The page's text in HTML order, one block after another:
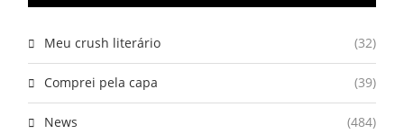
Meu crush literário (32)
Comprei pela capa (39)
News (484)